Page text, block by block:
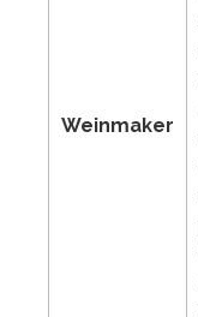
Weinmaker